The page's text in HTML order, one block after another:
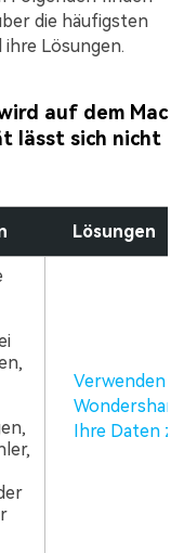
die häufigsten
Lösungen.
auf dem Mac
lässt sich nicht
Lösungen
Verwenden
Ihre Daten